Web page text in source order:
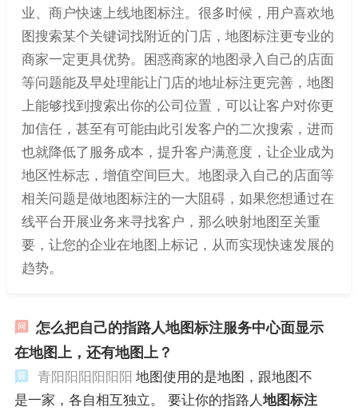
业、商户快速上线地图标注。很多时候，用户喜欢地
图搜索某个关键词找附近的门店，地图标注更专业的
商家一定更具优势。困惑商家的地图录入自己的店面
等问题能及早处理能让门店的地址标注更完善，地图
上能够找到搜索出你的公司位置，可以让客户对你更
加信任，甚至有可能由此引发客户的二次搜索，进而
也就降低了服务成本，提升客户满意度，让企业成为
地区性标志，增值空间巨大。地图录入自己的店面等
相关问题是做地图标注的一大阻碍，如果您想通过在
线平台开展业务来寻找客户，那么映射地图至关重
要，让您的企业在地图上标记，从而实现快速发展的
趋势。
怎么把自己的指路人地图标注服务中心面显示
在地图上，还有地图上？
青阳阳阳阳阳阳 地图使用的是地图，跟地图不
是一家，各自相互独立。 要让你的指路人地图标注